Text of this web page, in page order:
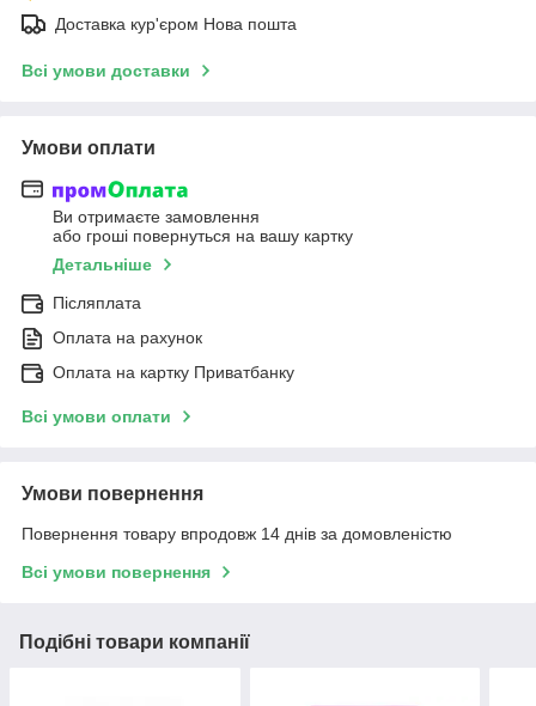
Доставка кур'єром Нова пошта
Всі умови доставки
Умови оплати
Ви отримаєте замовлення
або гроші повернуться на вашу картку
Детальніше
Післяплата
Оплата на рахунок
Оплата на картку Приватбанку
Всі умови оплати
Умови повернення
Повернення товару впродовж 14 днів за домовленістю
Всі умови повернення
Подібні товари компанії